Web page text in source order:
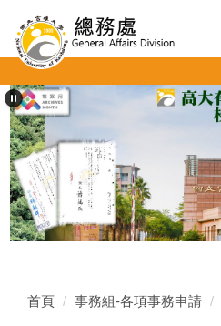
到
主
內
容
區
首頁 事務組-各項事務申請